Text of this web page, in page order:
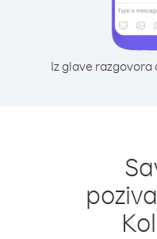
Iz glave